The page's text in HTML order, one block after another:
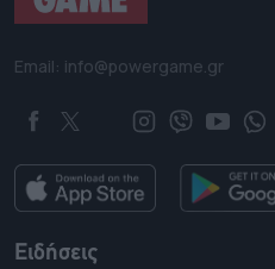
Email: info@powergame.gr
Ειδήσεις